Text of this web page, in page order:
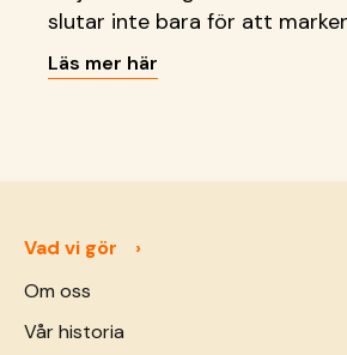
slutar inte bara för att
att skaka. Läs vad vi gör just
Läs mer här
Vad vi gör
Om oss
Vår historia